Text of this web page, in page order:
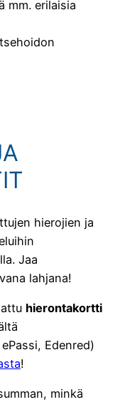
mm. erilaisia
hierojien ja
Jaa
lahjana!
hierontakortti
Edenred)
!
minkä